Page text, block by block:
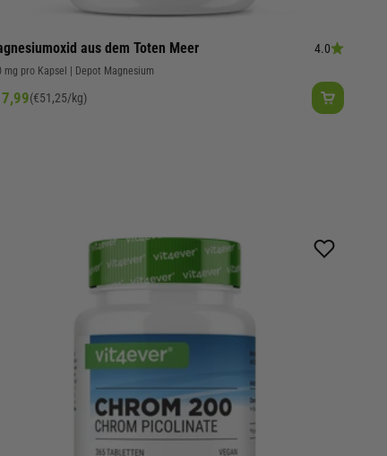
aus dem Toten Meer 4.0
mg pro Kapsel | Depot Magnesium
(€51,25/kg)